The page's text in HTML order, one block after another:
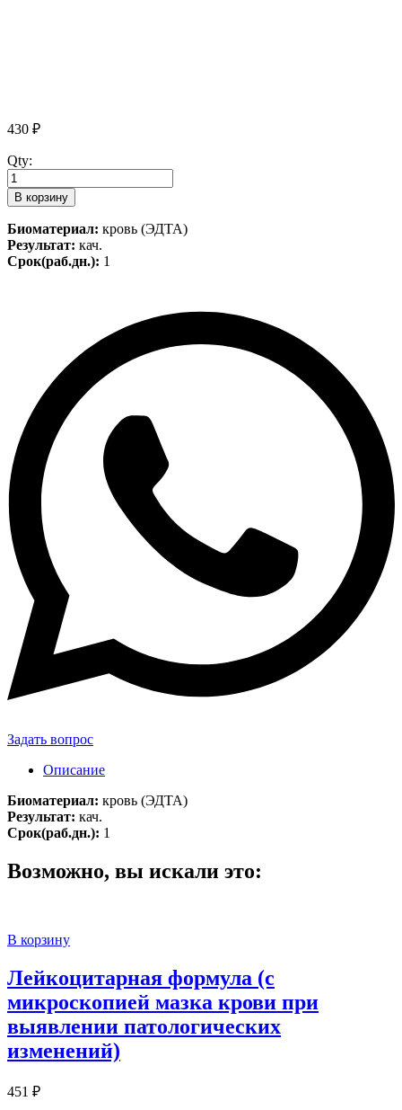
430 ₽
Qty:
В корзину
Биоматериал: кровь (ЭДТА)
Результат: кач.
Срок(раб.дн.): 1
Задать вопрос
Описание
Биоматериал: кровь (ЭДТА)
Результат: кач.
Срок(раб.дн.): 1
Возможно, вы искали это:
В корзину
Лейкоцитарная формула (с
микроскопией мазка крови при
выявлении патологических
изменений)
451 ₽